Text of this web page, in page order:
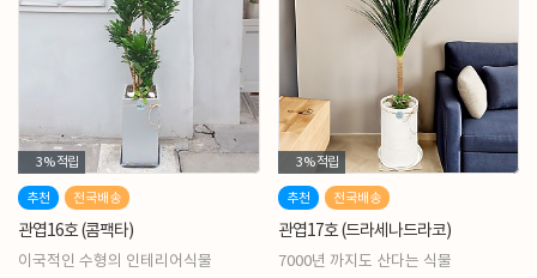
3%적립
추천 전국배송
관엽16호 (콤팩타)
이국적인 수형의 인테리어식물
3%적립
추천 전국배송
관엽17호 (드라세나드라코)
7000년 까지도 산다는 식물